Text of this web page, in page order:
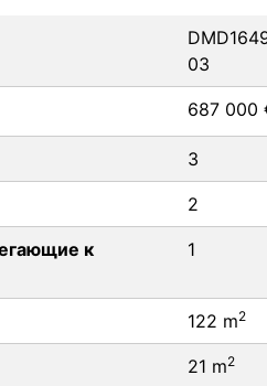
03
687 000
3
2
к
1
122 m2
21 m2